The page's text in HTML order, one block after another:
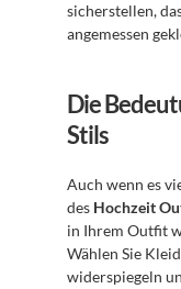
sicherstellen,
angemessen
Die
Stils
Auch wenn es
des Hochzeit
in Ihrem Outfit
Wählen Sie
widerspiegeln